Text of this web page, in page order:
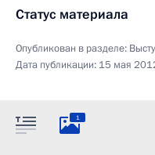
Статус материала
Опубликован в разделе:
Дата публикации: 15 мая
1